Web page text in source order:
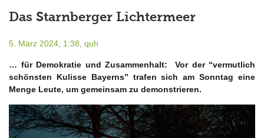
Das Starnberger Lichtermeer
5. März 2024, 1:38, quh
… für Demokratie und Zusammenhalt: Vor der “vermutlich
schönsten Kulisse Bayerns” trafen sich am Sonntag eine
Menge Leute, um gemeinsam zu demonstrieren.